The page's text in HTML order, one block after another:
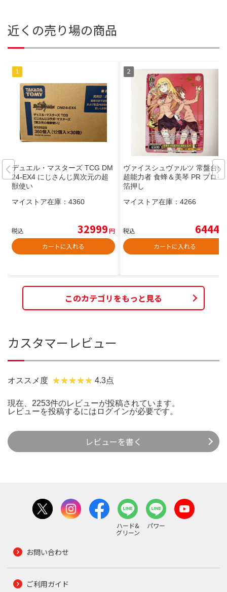
近くの売り場の商品
デュエル・マスターズ TCG DM
24-EX4 にじさんじ異次元の超
獣使い
マイストア在庫： 4360
税込 32999円
カートに入れる
ヴァイスシュヴァルツ 常盤台の
超能力者 食蜂＆美琴 PR プロモ
箔押し
マイストア在庫： 4266
税込 6444
カートに入れる
このカテゴリをもっと見る
カスタマーレビュー
オススメ度 4.3点
現在、2253件のレビューが投稿されています。
レビューを投稿するには ログインが必要です。
レビューを書く
ハード&
グリーン
パワー
お問い合わせ
ご利用ガイド